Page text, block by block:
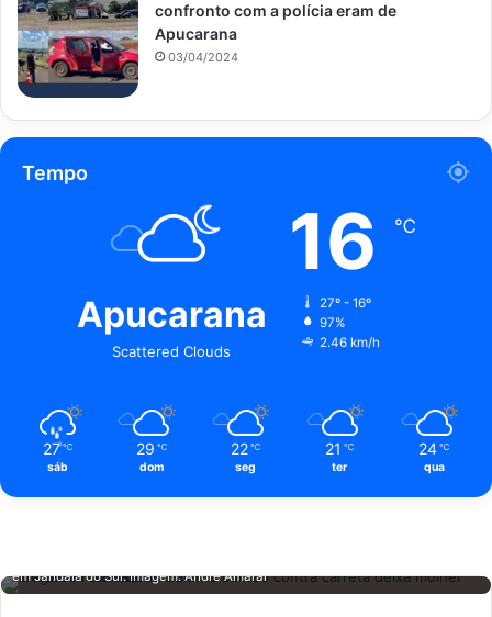
em Jandaia do Sul. Imagem: André Amaral
confronto com a polícia eram de
Apucarana
03/04/2024
Tempo
Apucarana
Scattered Clouds
16 ℃
27º - 16º
97%
2.46 km/h
27 ℃
sáb
29 ℃
dom
22 ℃
seg
21 ℃
ter
24 ℃
qua